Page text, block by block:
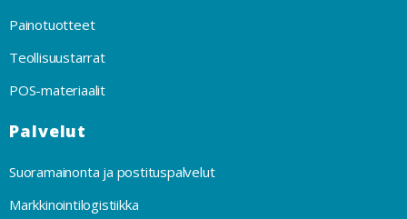
Painotuotteet
Teollisuustarrat
POS-materiaalit
Palvelut
Suoramainonta ja postituspalvelut
Markkinointilogistiikka